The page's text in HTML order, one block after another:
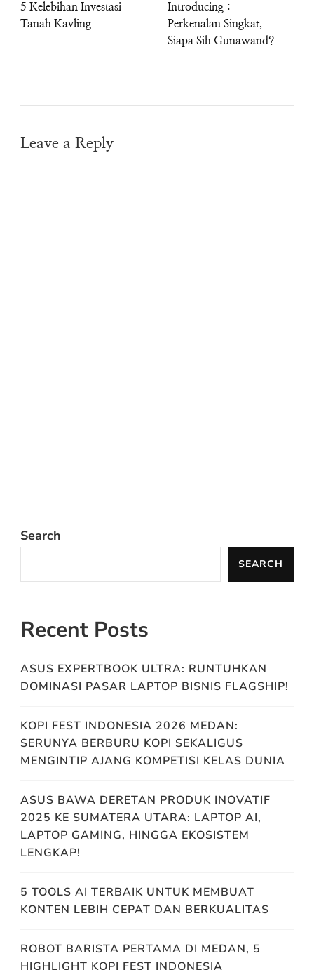
5 Kelebihan Investasi
Tanah Kavling
Introducing :
Perkenalan Singkat,
Siapa Sih Gunawand?
Leave a Reply
Search
SEARCH
Recent Posts
ASUS EXPERTBOOK ULTRA: RUNTUHKAN
DOMINASI PASAR LAPTOP BISNIS FLAGSHIP!
KOPI FEST INDONESIA 2026 MEDAN:
SERUNYA BERBURU KOPI SEKALIGUS
MENGINTIP AJANG KOMPETISI KELAS DUNIA
ASUS BAWA DERETAN PRODUK INOVATIF
2025 KE SUMATERA UTARA: LAPTOP AI,
LAPTOP GAMING, HINGGA EKOSISTEM
LENGKAP!
5 TOOLS AI TERBAIK UNTUK MEMBUAT
KONTEN LEBIH CEPAT DAN BERKUALITAS
ROBOT BARISTA PERTAMA DI MEDAN, 5
HIGHLIGHT KOPI FEST INDONESIA